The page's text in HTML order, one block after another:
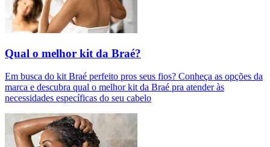
Qual o melhor kit da Braé?
Em busca do kit Braé perfeito pros seus fios? Conheça as opções da
marca e descubra qual o melhor kit da Braé pra atender às
necessidades específicas do seu cabelo